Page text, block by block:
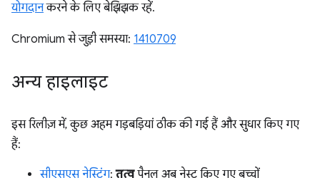
योगदानकरने के लिए बेझिझक रहें.
Chromium से जुड़ी समस्या: 1410709
अन्य हाइलाइट
इस रिलीज़ में, कुछ अहम गड़बड़ियां ठीक की गई हैं और सुधार किए गए
हैं:
सीएसएस नेस्टिंग:तत्वपैनल अब नेस्ट किए गए बच्चों